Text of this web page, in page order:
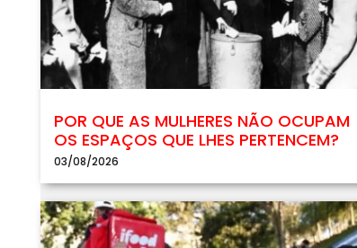
POR QUE AS MULHERES NÃO OCUPAM
OS ESPAÇOS QUE LHES PERTENCEM?
03/08/2026